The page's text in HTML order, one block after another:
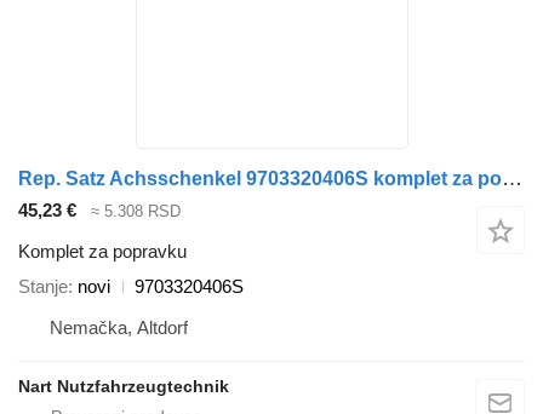
Rep. Satz Achsschenkel 9703320406S komplet za popravku za Mercedes-Benz Atego kamiona
45,23 € ≈ 5.308 RSD
Komplet za popravku
Stanje novi
9703320406S
Nemačka, Altdorf
Nart Nutzfahrzeugtechnik